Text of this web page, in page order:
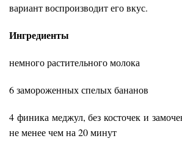
вариант воспроизводит его вкус.
Ингредиенты
немного растительного молока
6 замороженных спелых бананов
4 финика меджул, без косточек и
не менее чем на 20 минут